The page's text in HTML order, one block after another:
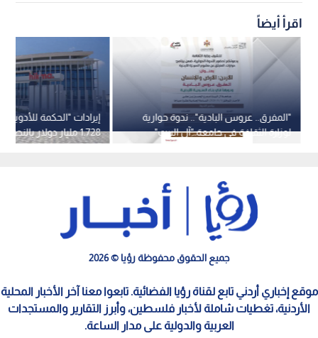
اقرأ أيضاً
إيرادات "الحكمة للأدوية"
1.728 مليار دولار بالنصف الأول
"المفرق.. عروس البادية".. ندوة حوارية
لوزارة الثقافة في جامعة "آل البيت"
جميع الحقوق محفوظة رؤيا © 2026
موقع إخباري أردني تابع لقناة رؤيا الفضائية. تابعوا معنا آخر الأخبار المحلية
الأردنية، تغطيات شاملة لأخبار فلسطين، وأبرز التقارير والمستجدات
العربية والدولية على مدار الساعة.